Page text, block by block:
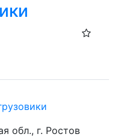
обл., г. Ростов